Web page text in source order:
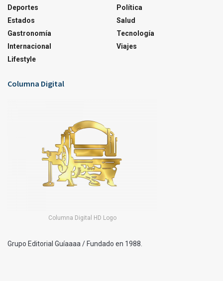
Deportes
Estados
Gastronomía
Internacional
Lifestyle
Política
Salud
Tecnología
Viajes
Columna Digital
Columna Digital HD Logo
Grupo Editorial Guíaaaa / Fundado en 1988.